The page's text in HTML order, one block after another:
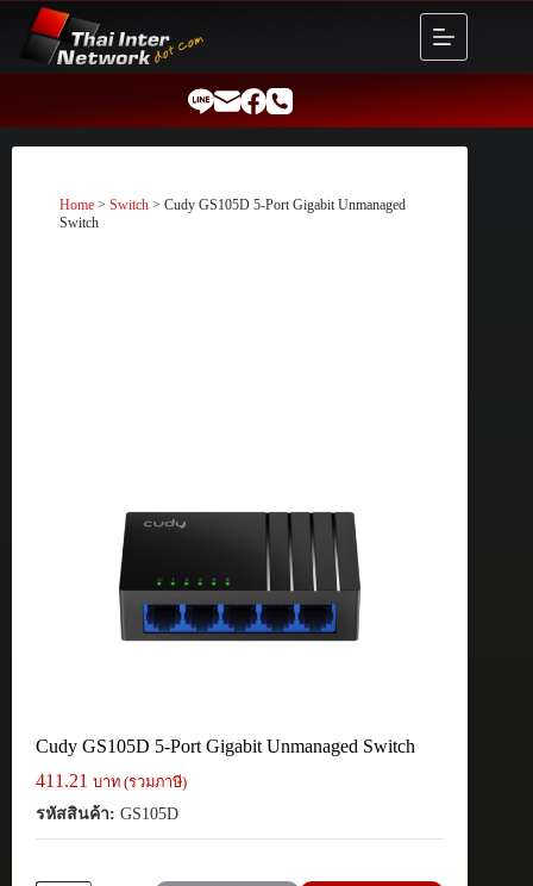
content
Home > Switch > Cudy GS105D 5-Port Gigabit Unmanaged
Switch
Cudy GS105D 5-Port Gigabit Unmanaged Switch
411.21 บาท (รวมภาษี)
รหัสสินค้า: GS105D